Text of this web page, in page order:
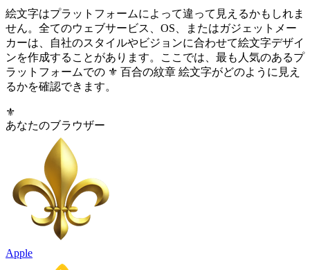
絵文字はプラットフォームによって違って見えるかもしれま
せん。全てのウェブサービス、OS、またはガジェットメー
カーは、自社のスタイルやビジョンに合わせて絵文字デザイ
ンを作成することがあります。ここでは、最も人気のあるプ
ラットフォームでの ⚜️ 百合の紋章 絵文字がどのように見え
るかを確認できます。
⚜️
あなたのブラウザー
Apple